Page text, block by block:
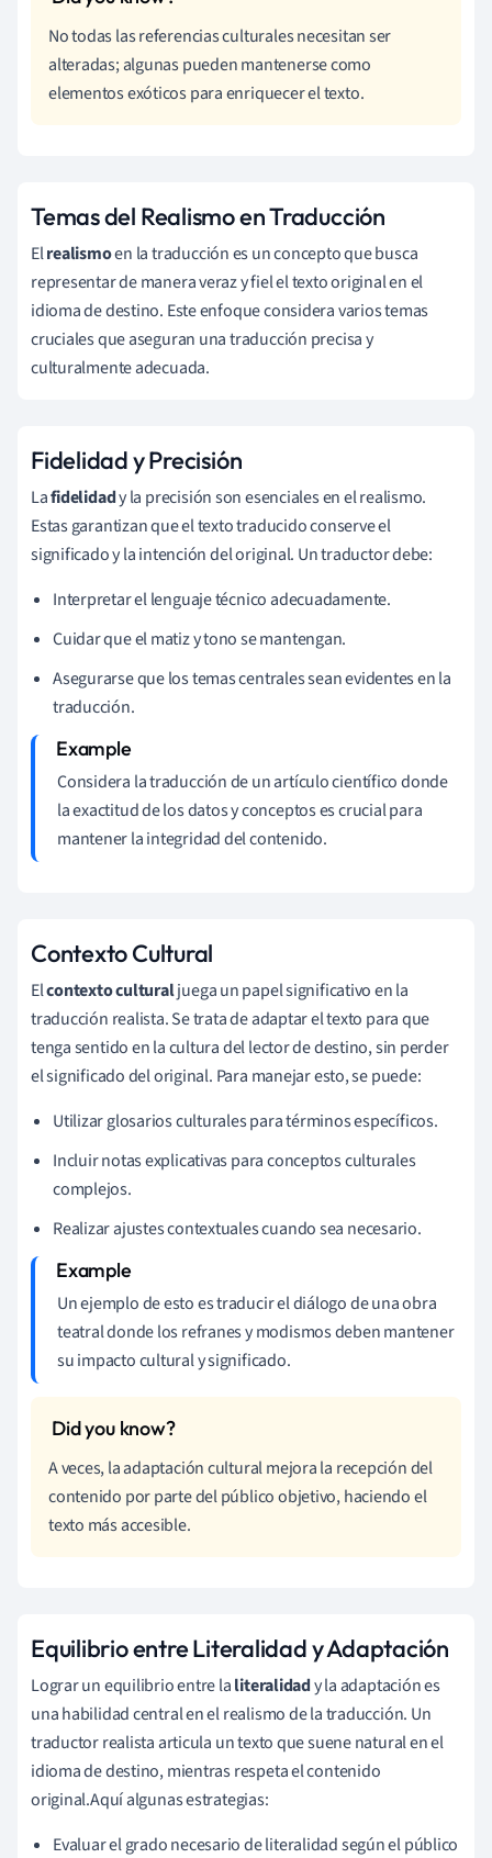
No todas las referencias culturales necesitan ser
alteradas; algunas pueden mantenerse como
elementos exóticos para enriquecer el texto.
Temas del Realismo en Traducción
Elrealismoen la traducción es un concepto que busca
representar de manera veraz y fiel el texto original en el
idioma de destino. Este enfoque considera varios temas
cruciales que aseguran una traducción precisa y
culturalmente adecuada.
Fidelidad y Precisión
Lafidelidady la precisión son esenciales en el realismo.
Estas garantizan que el texto traducido conserve el
significado y la intención del original. Un traductor debe:
Interpretar el lenguaje técnico adecuadamente.
Cuidar que el matiz y tono se mantengan.
Asegurarse que los temas centrales sean evidentes en la
traducción.
Considera la traducción de un artículo científico donde
la exactitud de los datos y conceptos es crucial para
mantener la integridad del contenido.
Contexto Cultural
Elcontexto culturaljuega un papel significativo en la
traducción realista. Se trata de adaptar el texto para que
tenga sentido en la cultura del lector de destino, sin perder
el significado del original. Para manejar esto, se puede:
Utilizar glosarios culturales para términos específicos.
Incluir notas explicativas para conceptos culturales
complejos.
Realizar ajustes contextuales cuando sea necesario.
Un ejemplo de esto es traducir el diálogo de una obra
teatral donde los refranes y modismos deben mantener
su impacto cultural y significado.
A veces, la adaptación cultural mejora la recepción del
contenido por parte del público objetivo, haciendo el
texto más accesible.
Equilibrio entre Literalidad y Adaptación
Lograr un equilibrio entre laliteralidady la adaptación es
una habilidad central en el realismo de la traducción. Un
traductor realista articula un texto que suene natural en el
idioma de destino, mientras respeta el contenido
original.Aquí algunas estrategias:
Evaluar el grado necesario de literalidad según el público